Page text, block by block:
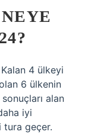
4 ülkeyi
6 ülkenin
alan
iyi
tura geçer.